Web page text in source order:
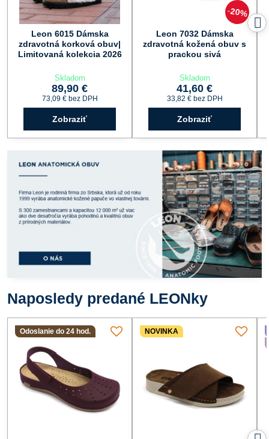
Leon 6015 Dámska
zdravotná korková obuv|
Limitovaná kolekcia 2026
Skladom
89,90 €
73,09 € bez DPH
Zobraziť
20%
Leon 7032 Dámska
zdravotná kožená obuv s
prackou sivá
Skladom
41,60 €
33,82 € bez DPH
Zobraziť
Naposledy predané LEONky
Odoslanie do 24 hod. NOVINKA